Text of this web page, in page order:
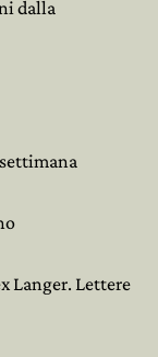
dalla
Langer. Lettere